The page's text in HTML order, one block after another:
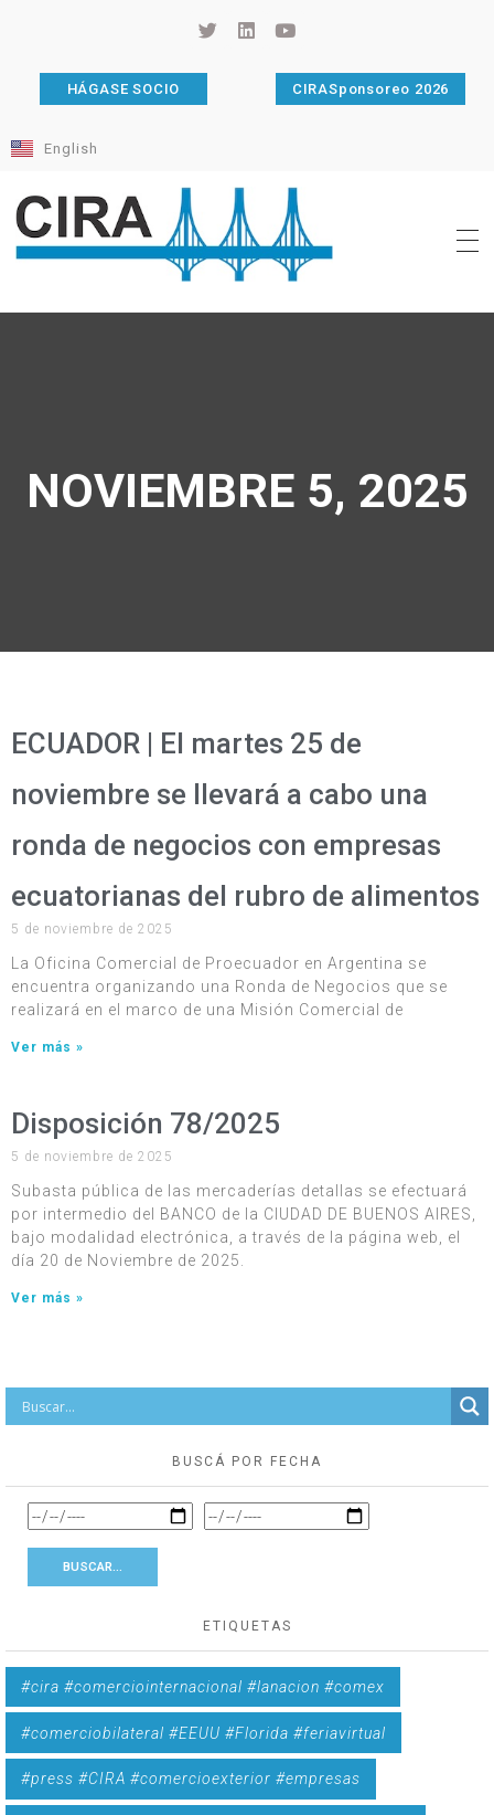
HÁGASE SOCIO CIRASponsoreo 2026
English
NOVIEMBRE 5, 2025
ECUADOR | El martes 25 de
noviembre se llevará a cabo una
ronda de negocios con empresas
ecuatorianas del rubro de alimentos
5 de noviembre de 2025
La Oficina Comercial de Proecuador en Argentina se
encuentra organizando una Ronda de Negocios que se
realizará en el marco de una Misión Comercial de
Ver más »
Disposición 78/2025
5 de noviembre de 2025
Subasta pública de las mercaderías detallas se efectuará
por intermedio del BANCO de la CIUDAD DE BUENOS AIRES,
bajo modalidad electrónica, a través de la página web, el
día 20 de Noviembre de 2025.
Ver más »
BUSCÁ POR FECHA
ETIQUETAS
#cira #comerciointernacional #lanacion #comex
#comerciobilateral #EEUU #Florida #feriavirtual
#press #CIRA #comercioexterior #empresas